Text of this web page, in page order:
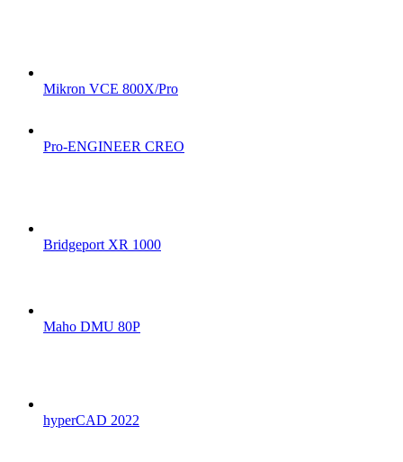
Mikron VCE 800X/Pro
Pro-ENGINEER CREO
Bridgeport XR 1000
Maho DMU 80P
hyperCAD 2022